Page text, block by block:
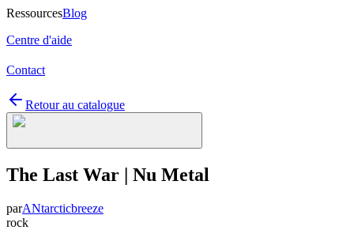
RessourcesBlog
Centre d'aide
Contact
Retour au catalogue
The Last War | Nu Metal
parANtarcticbreeze
rock